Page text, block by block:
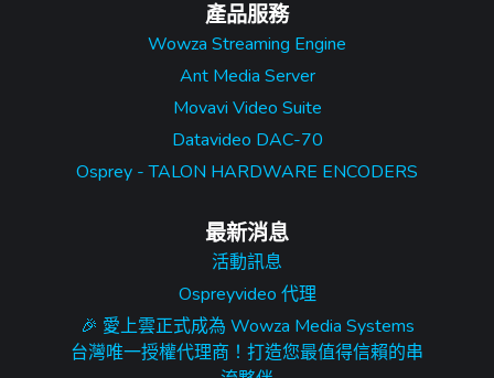
產品服務
Wowza Streaming Engine
Ant Media Server
Movavi Video Suite
Datavideo DAC-70
Osprey - TALON HARDWARE ENCODERS
最新消息
活動訊息
Ospreyvideo 代理
🎉 愛上雲正式成為 Wowza Media Systems
台灣唯一授權代理商！打造您最值得信賴的串